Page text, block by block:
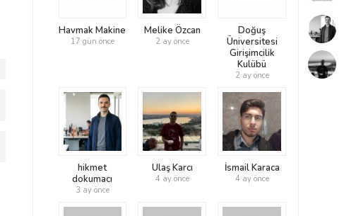
Havmak Makine
17 gün önce
Melike Özcan
2 ay önce
Doğuş
Üniversitesi
Girişimcilik
Kulübü
2 ay önce
hikmet
dokumacı
3 ay önce
Ulaş Karcı
4 ay önce
İsmail Karaca
4 ay önce